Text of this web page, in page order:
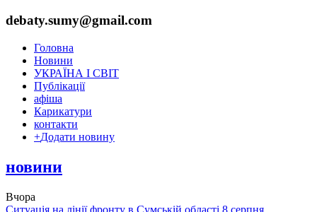
debaty.sumy@gmail.com
Головна
Новини
УКРАЇНА І СВІТ
Публікації
афіша
Карикатури
контакти
+Додати новину
новини
Вчора
Ситуація на лінії фронту в Сумській області 8 серпня